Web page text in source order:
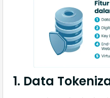
1. Data